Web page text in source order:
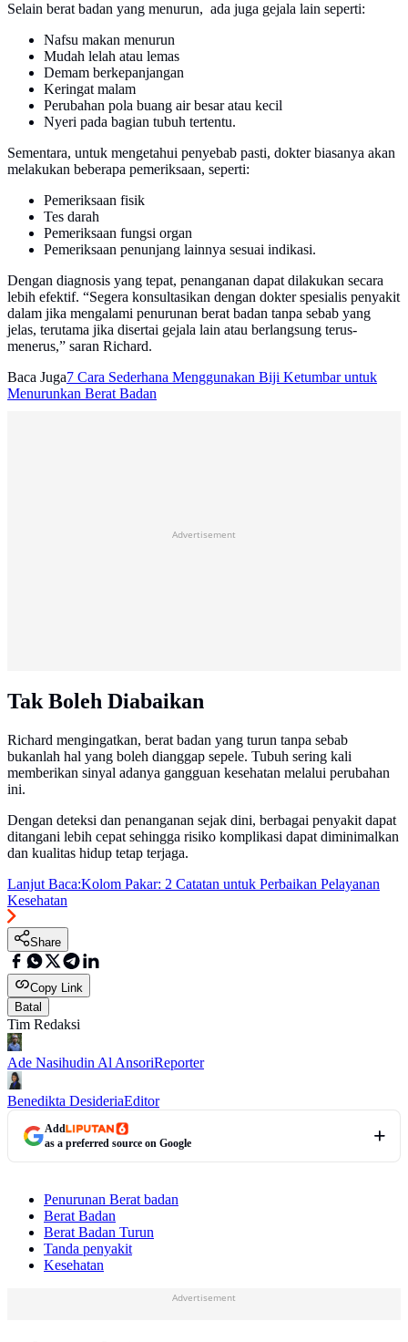
Selain berat badan yang menurun, ada juga gejala lain seperti:
Nafsu makan menurun
Mudah lelah atau lemas
Demam berkepanjangan
Keringat malam
Perubahan pola buang air besar atau kecil
Nyeri pada bagian tubuh tertentu.
Sementara, untuk mengetahui penyebab pasti, dokter biasanya akan
melakukan beberapa pemeriksaan, seperti:
Pemeriksaan fisik
Tes darah
Pemeriksaan fungsi organ
Pemeriksaan penunjang lainnya sesuai indikasi.
Dengan diagnosis yang tepat, penanganan dapat dilakukan secara
lebih efektif. “Segera konsultasikan dengan dokter spesialis penyakit
dalam jika mengalami penurunan berat badan tanpa sebab yang
jelas, terutama jika disertai gejala lain atau berlangsung terus-
menerus,” saran Richard.
Baca Juga7 Cara Sederhana Menggunakan Biji Ketumbar untuk
Menurunkan Berat Badan
Advertisement
Tak Boleh Diabaikan
Richard mengingatkan, berat badan yang turun tanpa sebab
bukanlah hal yang boleh dianggap sepele. Tubuh sering kali
memberikan sinyal adanya gangguan kesehatan melalui perubahan
ini.
Dengan deteksi dan penanganan sejak dini, berbagai penyakit dapat
ditangani lebih cepat sehingga risiko komplikasi dapat diminimalkan
dan kualitas hidup tetap terjaga.
Lanjut Baca:Kolom Pakar: 2 Catatan untuk Perbaikan Pelayanan
Kesehatan
Share
Copy Link
Batal
Tim Redaksi
Ade Nasihudin Al AnsoriReporter
Benedikta DesideriaEditor
Add
as a preferred source on Google
Penurunan Berat badan
Berat Badan
Berat Badan Turun
Tanda penyakit
Kesehatan
Advertisement